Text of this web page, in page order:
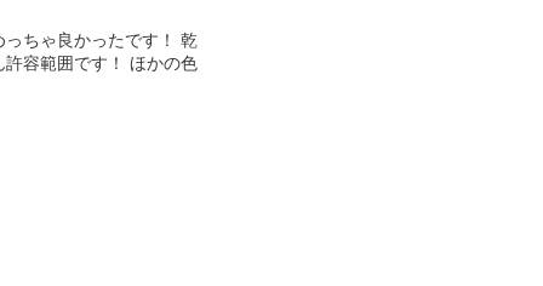
ちゃ良かったです！ 乾
容範囲です！ ほかの色